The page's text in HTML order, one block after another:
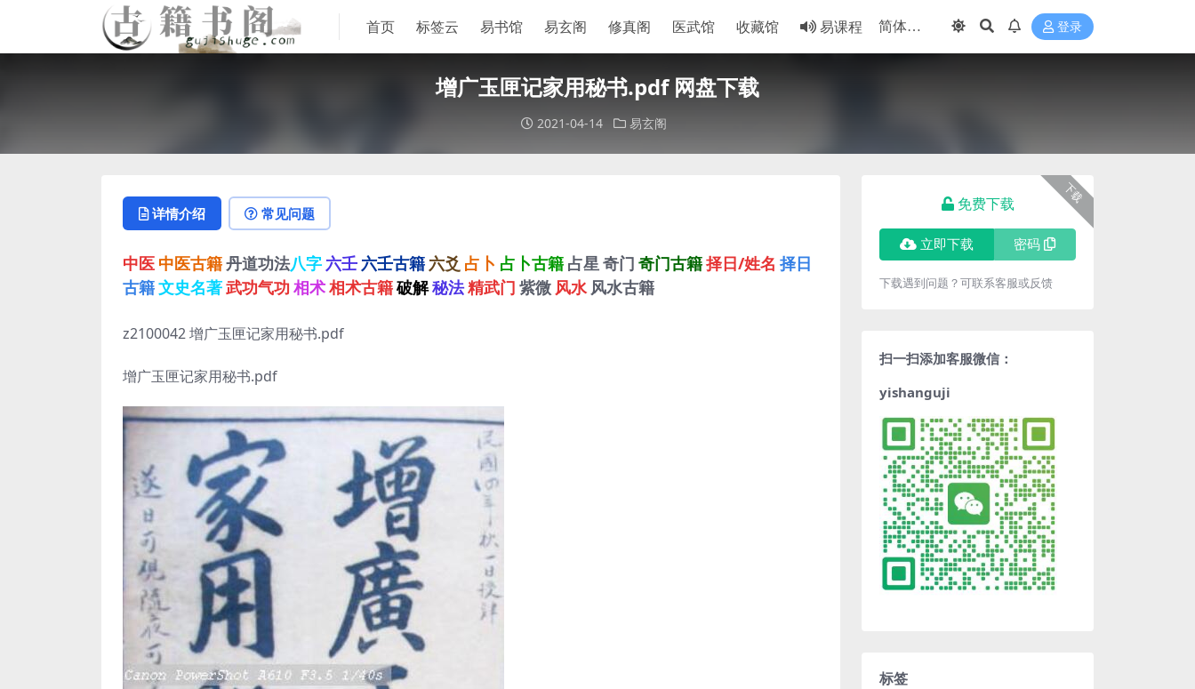
首页 标签云 易书馆 易玄阁 修真阁 医武馆 收藏馆 易课程 登录
增广玉匣记家用秘书.pdf 网盘下载
2021-04-14 易玄阁
详情介绍 常见问题
中医 中医古籍丹道功法八字 六壬 六壬古籍 六爻 占卜 占卜古籍 占星奇门 奇门古籍择日/姓名 择日
古籍文史名著武功气功 相术相术古籍破解秘法精武门 紫微 风水 风水古籍
z2100042 增广玉匣记家用秘书.pdf
增广玉匣记家用秘书.pdf
下载
免费下载
立即下载 密码
下载遇到问题？可联系客服或反馈
扫一扫添加客服微信：
yishanguji
标签